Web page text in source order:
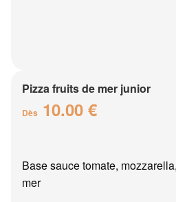
Pizza fruits de mer junior
Dès 10.00 €
Base sauce tomate,
mer